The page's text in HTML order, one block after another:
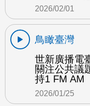
2026/02/01
鳥瞰臺灣
世新廣播電
關注公共議
持1 FM AM
2026/01/25